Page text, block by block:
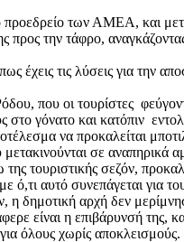
των ΑΜΕΑ, και
προς την τάφρο,
έχεις τις λύσεις για την
που οι τουρίστες
γόνατο και κατόπιν
να προκαλείται
σε αναπηρικά
τουριστικής σεζόν,
ό,τι αυτό συνεπάγεται για
η δημοτική αρχή δεν
είναι η επιβάρυνσή της,
όλους χωρίς αποκλεισμούς.